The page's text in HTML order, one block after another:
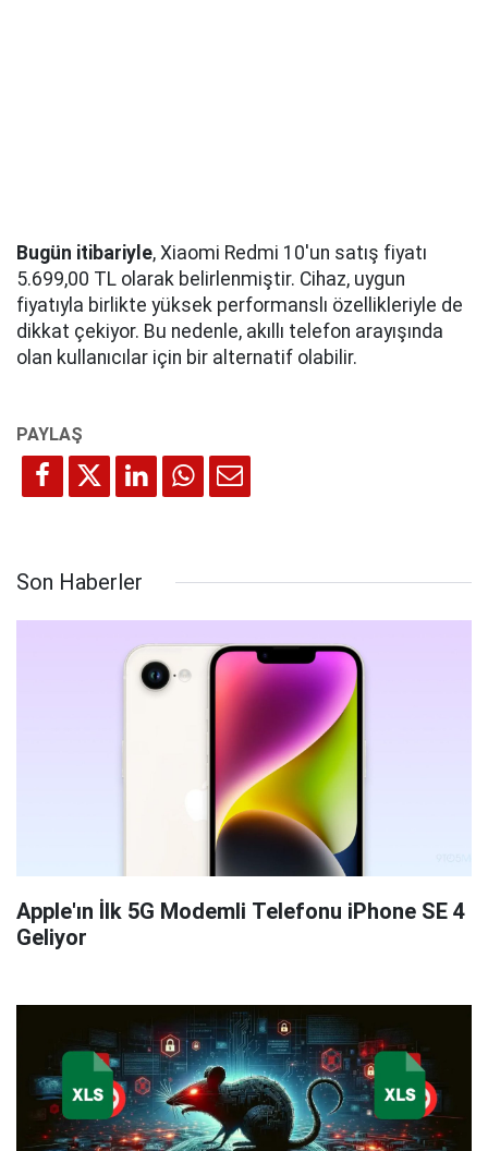
Bugün itibariyle, Xiaomi Redmi 10'un satış fiyatı
5.699,00 TL olarak belirlenmiştir. Cihaz, uygun
fiyatıyla birlikte yüksek performanslı özellikleriyle de
dikkat çekiyor. Bu nedenle, akıllı telefon arayışında
olan kullanıcılar için bir alternatif olabilir.
Son Haberler
Apple'ın İlk 5G Modemli Telefonu iPhone SE 4
Geliyor